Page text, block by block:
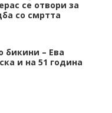
се отвори за
со смртта
бикини – Ева
и на 51 година